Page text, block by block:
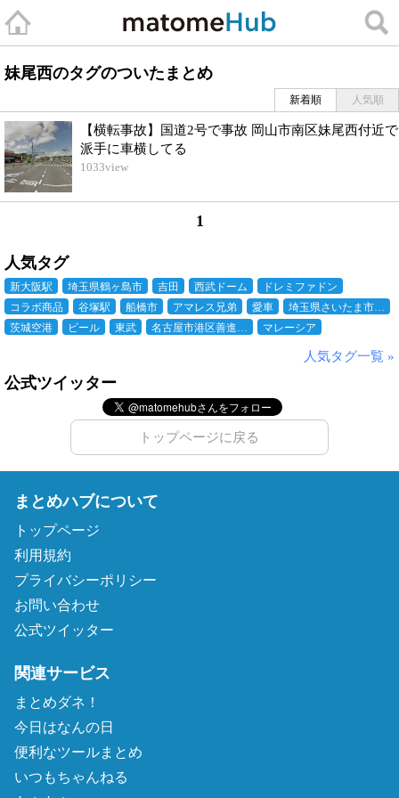
妹尾西のタグのついたまとめ
新着順 人気順
【横転事故】国道2号で事故 岡山市南区妹尾西付近で
派手に車横してる
1033view
1
人気タグ
新大阪駅 埼玉県鶴ヶ島市 吉田 西武ドーム
ドレミファドン
コラボ商品
谷塚駅 船橋市 アマレス兄弟 愛車
埼玉県さいたま市…
茨城空港
ビール 東武 名古屋市港区善進… マレーシア
人気タグ一覧 »
公式ツイッター
トップページに戻る
まとめハブについて
トップページ
利用規約
プライバシーポリシー
お問い合わせ
公式ツイッター
関連サービス
まとめダネ！
今日はなんの日
便利なツールまとめ
いつもちゃんねる